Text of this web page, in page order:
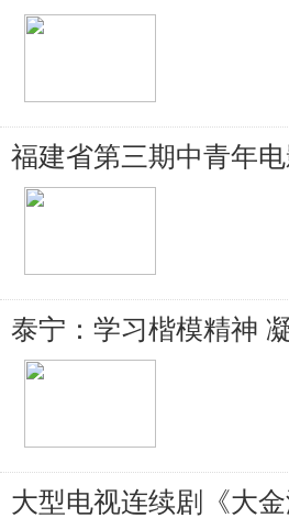
福建省第三期中青年
泰宁：学习楷模精神
大型电视连续剧《大